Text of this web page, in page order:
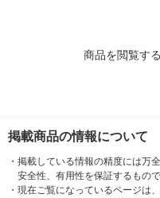
商品を閲覧す
掲載商品の情報について
・ 掲載している情報の精度には万
安全性、有用性を保証するもの
・ 現在ご覧になっているページは